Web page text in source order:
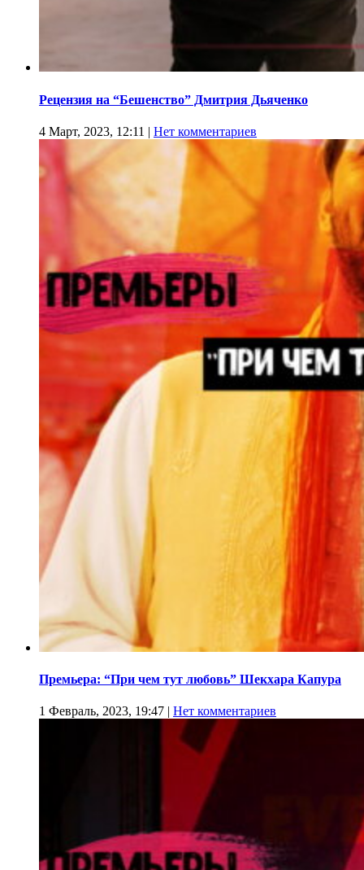
Рецензия на “Бешенство” Дмитрия Дьяченко
4 Март, 2023, 12:11 | Нет комментариев
Премьера: “При чем тут любовь” Шекхара Капура
1 Февраль, 2023, 19:47 | Нет комментариев